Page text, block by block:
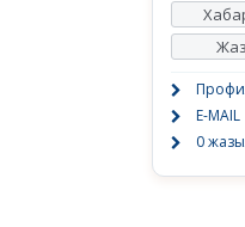
E-MAIL
0